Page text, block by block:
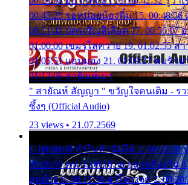
00:45:25 รอหน่อยน้องติ๋ม 15. 00:48:56
00:51:43 บัตรเชิญสีเลือด 17. 00:56:07
01:00:00 เขมรไล่ควาย 19. 01:02:55 ส
01:05:51 แอบมอง 21. 01:09:27 พบรัก
01:13:06 สายัณห์เมา
" สายัณห์ สัญญา " ขวัญใจคนเดิม - รว
ซึ้งๆ (Official Audio)
23 views • 21.07.2569
1. 00:00:00 ทำไมทำฉันได้ 2. 00:03:20
00:06:50 คน 4. 00:10:36 บุญเหลือเกิน
สุดท้าย 6. 00:17:30 ยาใจยาจก 7.